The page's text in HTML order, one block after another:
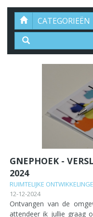
CATEGORIEËN
GNEPHOEK -
2024
RUIMTELIJKE
12-12-2024
Ontvangen van de
attendeer ik jullie graag